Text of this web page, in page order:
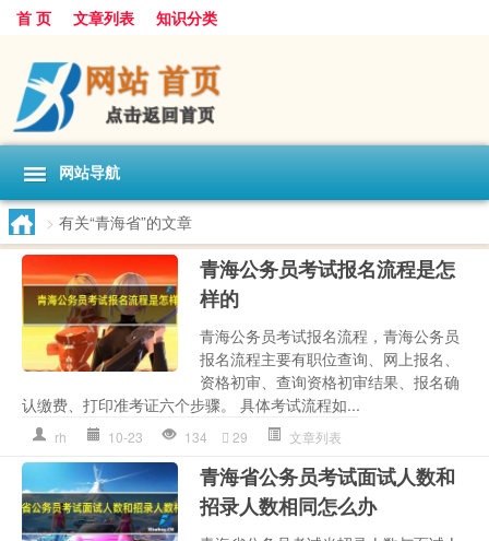
首 页 文章列表 知识分类
网站导航
> 有关“青海省”的文章
青海公务员考试报名流程是怎
样的
青海公务员考试报名流程，青海公务员
报名流程主要有职位查询、网上报名、
资格初审、查询资格初审结果、报名确
认缴费、打印准考证六个步骤。 具体考试流程如...
rh 10-23 134 29 文章列表
青海省公务员考试面试人数和
招录人数相同怎么办